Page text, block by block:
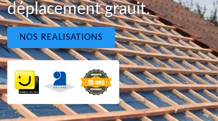
déplacement grauit.
NOS REALISATIONS